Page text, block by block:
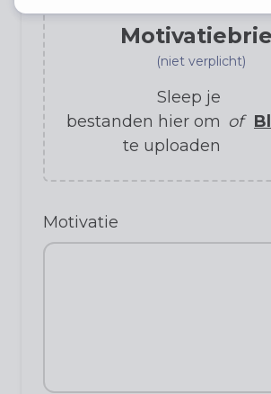
(niet verplicht)
Sleep je
bestanden hier om
te uploaden
of
Motivatie